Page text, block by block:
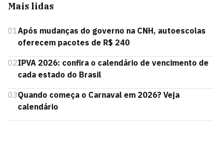
Mais lidas
01Após mudanças do governo na CNH, autoescolas
oferecem pacotes de R$ 240
02IPVA 2026: confira o calendário de vencimento de
cada estado do Brasil
03Quando começa o Carnaval em 2026? Veja
calendário